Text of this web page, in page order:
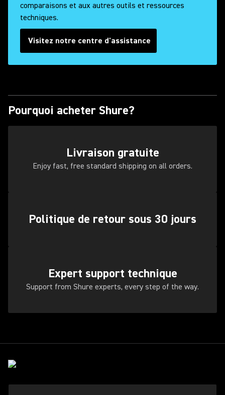
comparaisons et aux autres outils et ressources
techniques.
Visitez notre centre d'assistance
Pourquoi acheter Shure?
Livraison gratuite
Enjoy fast, free standard shipping on all orders.
Politique de retour sous 30 jours
Expert support technique
Support from Shure experts, every step of the way.